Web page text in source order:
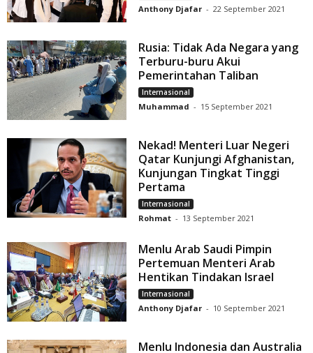
Anthony Djafar - 22 September 2021
Rusia: Tidak Ada Negara yang
Terburu-buru Akui
Pemerintahan Taliban
Internasional
Muhammad - 15 September 2021
Nekad! Menteri Luar Negeri
Qatar Kunjungi Afghanistan,
Kunjungan Tingkat Tinggi
Pertama
Internasional
Rohmat - 13 September 2021
Menlu Arab Saudi Pimpin
Pertemuan Menteri Arab
Hentikan Tindakan Israel
Internasional
Anthony Djafar - 10 September 2021
Menlu Indonesia dan Australia